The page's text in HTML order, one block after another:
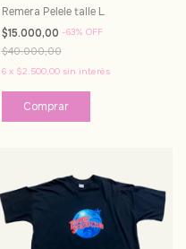
Remera Pelele talle L
$15.000,00 -63% OFF
$40.000,00
6 x $2.500,00 sin interés